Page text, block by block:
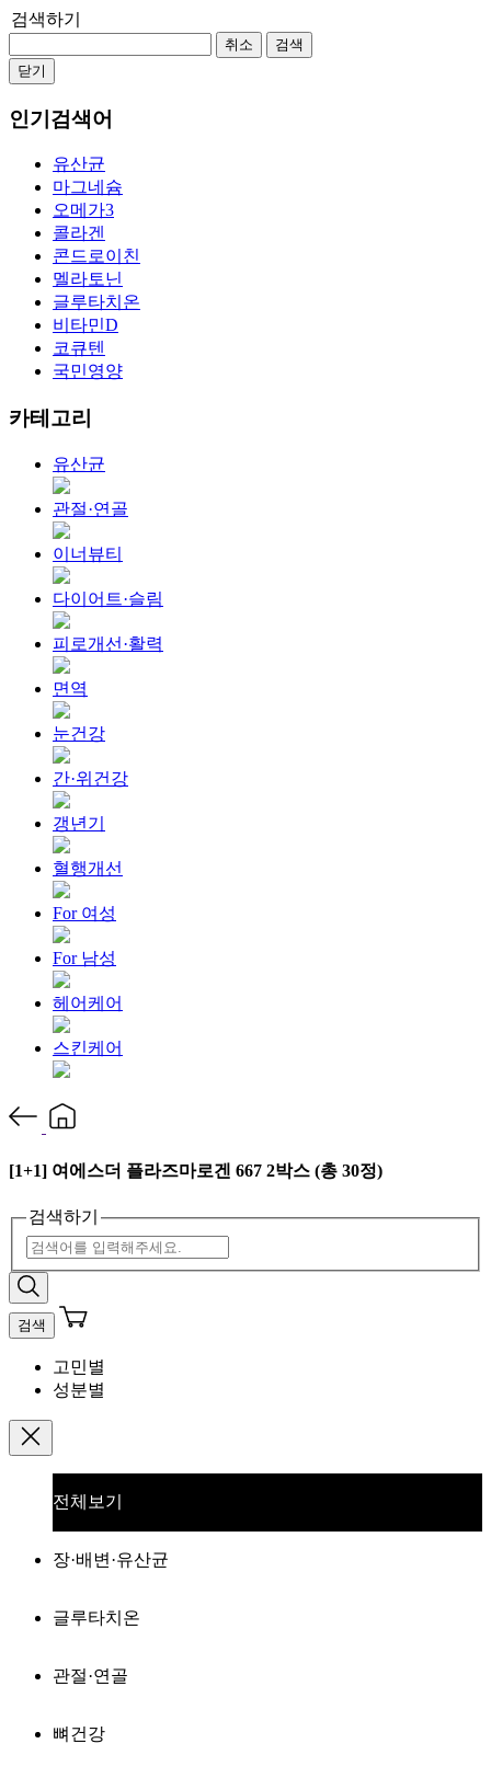
검색하기
취소
검색
닫기
인기검색어
유산균
마그네슘
오메가3
콜라겐
콘드로이친
멜라토닌
글루타치온
비타민D
코큐텐
국민영양
카테고리
유산균
관절·연골
이너뷰티
다이어트·슬림
피로개선·활력
면역
눈건강
간·위건강
갱년기
혈행개선
For 여성
For 남성
헤어케어
스킨케어
[1+1] 여에스더 플라즈마로겐 667 2박스 (총 30정)
검색하기
검색
고민별
성분별
전체보기
장·배변·유산균
글루타치온
관절·연골
뼈건강